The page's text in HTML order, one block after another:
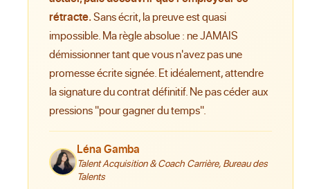
rétracte.Sans écrit, la preuve est quasi
impossible. Ma règle absolue : ne JAMAIS
démissionner tant que vous n'avez pas une
promesse écrite signée. Et idéalement, attendre
la signature du contrat définitif. Ne pas céder aux
pressions "pour gagner du temps".
Léna Gamba
Talent Acquisition & Coach Carrière, Bureau des
Talents